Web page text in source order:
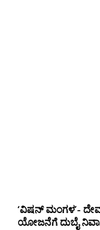
‘ವಿಷನ್ ಮಂಗಳ’-
ಯೋಜನೆಗೆ ದುಬೈ